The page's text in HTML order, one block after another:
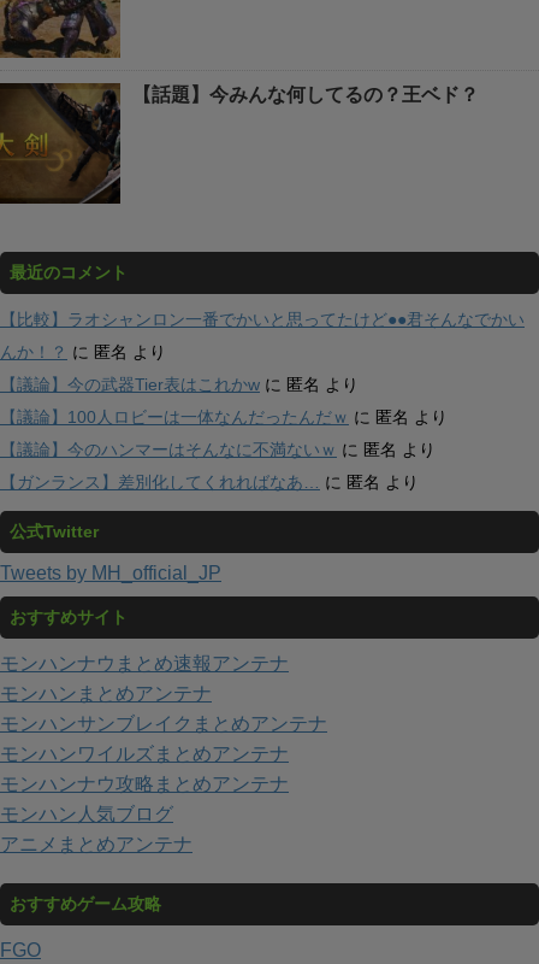
【話題】今みんな何してるの？王ベド？
最近のコメント
【比較】ラオシャンロン一番でかいと思ってたけど●●君そんなでかい
んか！？ に 匿名 より
【議論】今の武器Tier表はこれかw に 匿名 より
【議論】100人ロビーは一体なんだったんだｗ に 匿名 より
【議論】今のハンマーはそんなに不満ないｗ に 匿名 より
【ガンランス】差別化してくれればなあ…
に 匿名 より
公式Twitter
Tweets by MH_official_JP
おすすめサイト
モンハンナウまとめ速報アンテナ
モンハンまとめアンテナ
モンハンサンブレイクまとめアンテナ
モンハンワイルズまとめアンテナ
モンハンナウ攻略まとめアンテナ
モンハン人気ブログ
アニメまとめアンテナ
おすすめゲーム攻略
FGO